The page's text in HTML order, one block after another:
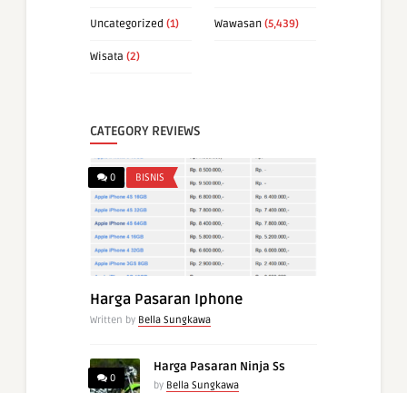
Uncategorized (1) Wawasan (5,439)
Wisata (2)
CATEGORY REVIEWS
0 BISNIS
Harga Pasaran Iphone
Written by Bella Sungkawa
0
Harga Pasaran Ninja Ss
by Bella Sungkawa